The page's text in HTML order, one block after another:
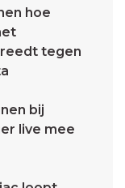
hoe
tegen
bij
live mee